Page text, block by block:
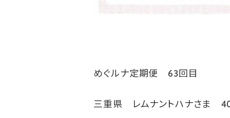
めぐルナ定期便 63回目
三重県 レムナントハナさま